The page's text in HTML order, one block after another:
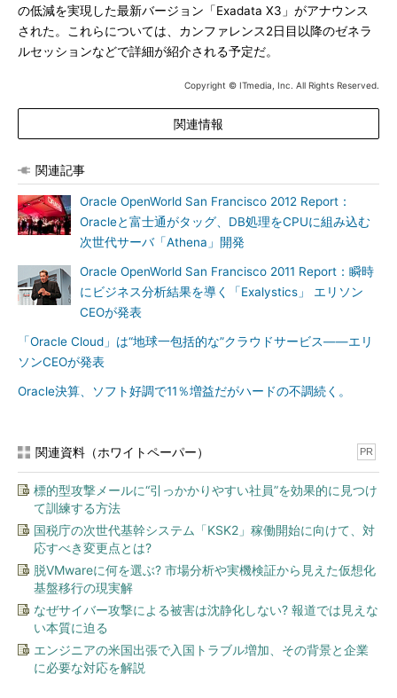
の低減を実現した最新バージョン「Exadata X3」がアナウンス
された。これらについては、カンファレンス2日目以降のゼネラ
ルセッションなどで詳細が紹介される予定だ。
Copyright © ITmedia, Inc. All Rights Reserved.
関連情報
関連記事
Oracle OpenWorld San Francisco 2012 Report：
Oracleと富士通がタッグ、DB処理をCPUに組み込む
次世代サーバ「Athena」開発
Oracle OpenWorld San Francisco 2011 Report：瞬時
にビジネス分析結果を導く「Exalystics」 エリソン
CEOが発表
「Oracle Cloud」は“地球一包括的な”クラウドサービス――エリ
ソンCEOが発表
Oracle決算、ソフト好調で11％増益だがハードの不調続く。
関連資料（ホワイトペーパー） PR
標的型攻撃メールに“引っかかりやすい社員”を効果的に見つけ
て訓練する方法
国税庁の次世代基幹システム「KSK2」稼働開始に向けて、対
応すべき変更点とは?
脱VMwareに何を選ぶ? 市場分析や実機検証から見えた仮想化
基盤移行の現実解
なぜサイバー攻撃による被害は沈静化しない? 報道では見えな
い本質に迫る
エンジニアの米国出張で入国トラブル増加、その背景と企業
に必要な対応を解説